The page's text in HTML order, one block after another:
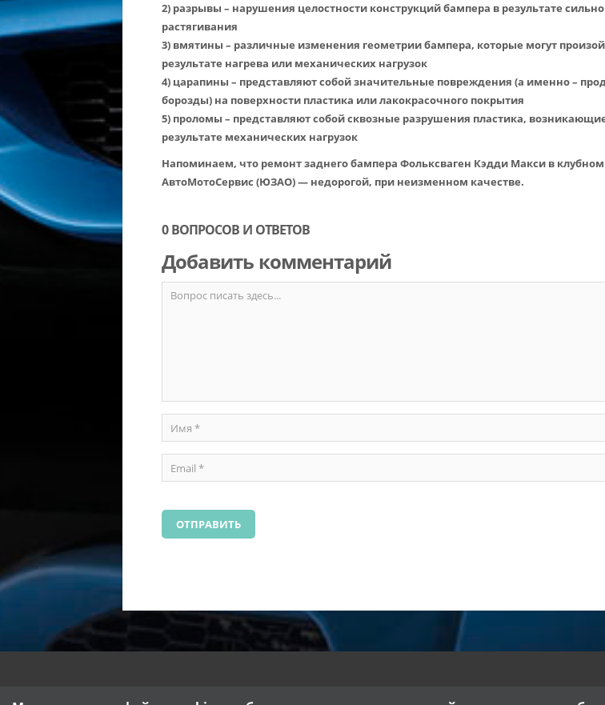
2) разрывы – нарушения целостности конструкций бампера в результате
растягивания
3) вмятины – различные изменения геометрии бампера, которые могут
результате нагрева или механических нагрузок
4) царапины – представляют собой значительные повреждения (а именно –
борозды) на поверхности пластика или лакокрасочного покрытия
5) проломы – представляют собой сквозные разрушения пластика,
результате механических нагрузок
Напоминаем, что ремонт заднего бампера Фольксваген Кэдди Макси в клубном
АвтоМотоСервис (ЮЗАО) — недорогой, при неизменном качестве.
0 ВОПРОСОВ И ОТВЕТОВ
Добавить комментарий